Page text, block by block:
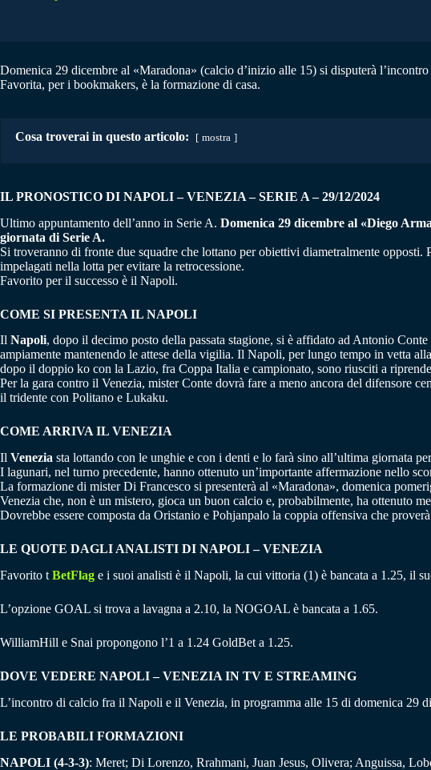
Domenica 29 dicembre al «Maradona» (calcio d’inizio alle 15) si disputerà
Favorita, per i bookmakers, è la formazione di casa.
Cosa troverai in questo articolo: mostra
IL PRONOSTICO DI NAPOLI – VENEZIA–SERIE A – 29/12/2024
Ultimo appuntamento dell’anno in Serie A. Domenica 29 dicembre al «Diego
giornata di Serie A.
Si troveranno di fronte due squadre che lottano per obiettivi diametralmente
impelagati nella lotta per evitare la retrocessione.
Favorito per il successo è il Napoli.
COME SI PRESENTA IL NAPOLI
Il Napoli, dopo il decimo posto della passata stagione, si è affidato ad Antonio
ampiamente mantenendo le attese della vigilia. Il Napoli, per lungo tempo in vetta
dopo il doppio ko con la Lazio, fra Coppa Italia e campionato, sono riusciti a
Per la gara contro il Venezia, mister Conte dovrà fare a meno ancora del difensore
il tridente con Politano e Lukaku.
COME ARRIVA IL VENEZIA
Il Venezia sta lottando con le unghie e con i denti e lo farà sino all’ultima giornata
I lagunari, nel turno precedente, hanno ottenuto un’importante affermazione nello
La formazione di mister Di Francesco si presenterà al «Maradona», domenica
Venezia che, non è un mistero, gioca un buon calcio e, probabilmente, ha ottenuto
Dovrebbe essere composta da Oristanio e Pohjanpalo la coppia offensiva che
LE QUOTE DAGLI ANALISTI DI NAPOLI – VENEZIA
Favorito t BetFlag e i suoi analisti è il Napoli, la cui vittoria (1) è bancata a 1.25, il
L’opzione GOAL si trova a lavagna a 2.10, la NOGOAL è bancata a 1.65.
WilliamHill e Snai propongono l’1 a 1.24 GoldBet a 1.25.
DOVE VEDERE NAPOLI – VENEZIA IN TV E STREAMING
L’incontro di calcio fra il Napoli e il Venezia, in programma alle 15 di domenica 29
LE PROBABILI FORMAZIONI
NAPOLI (4-3-3): Meret; Di Lorenzo, Rrahmani, Juan Jesus, Olivera; Anguissa,